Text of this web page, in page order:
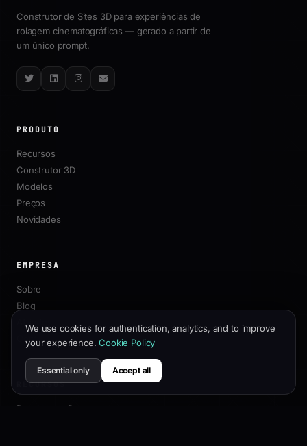
Construtor de Sites 3D para experiências de
rolagem cinematográficas — gerado a partir de
um único prompt.
TwitterLinkedInInstagram
Email
PRODUTO
Recursos
Construtor 3D
Modelos
Preços
Novidades
EMPRESA
Sobre
Blog
Contato
RECURSOS
Documentação
We use cookies for authentication, analytics, and to improve
your experience. Cookie Policy
Essential only Accept all